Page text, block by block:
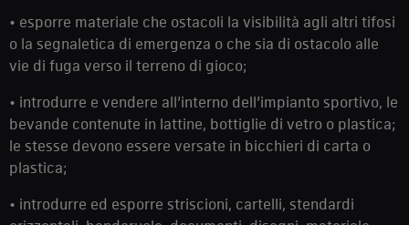
• esporre materiale che ostacoli la visibilità agli altri tifosi
o la segnaletica di emergenza o che sia di ostacolo alle
vie di fuga verso il terreno di gioco;
• introdurre e vendere all’interno dell’impianto sportivo, le
bevande contenute in lattine, bottiglie di vetro o plastica;
le stesse devono essere versate in bicchieri di carta o
plastica;
• introdurre ed esporre striscioni, cartelli, stendardi